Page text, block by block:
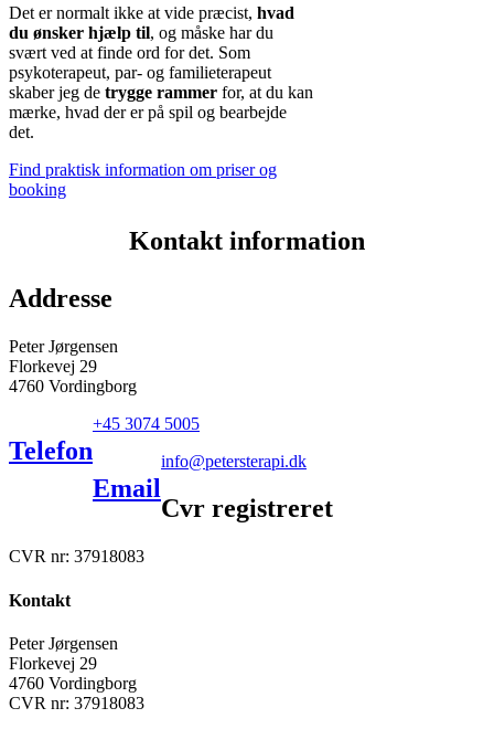
Det er normalt ikke at vide præcist, hvad
du ønsker hjælp til, og måske har du
svært ved at finde ord for det. Som
psykoterapeut, par- og familieterapeut
skaber jeg de trygge rammer for, at du kan
mærke, hvad der er på spil og bearbejde
det.
Find praktisk information om priser og
booking
Kontakt information
Addresse
Peter Jørgensen
Florkevej 29
4760 Vordingborg
Telefon
+45 3074 5005
Email
info@petersterapi.dk
Cvr registreret
CVR nr: 37918083
Kontakt
Peter Jørgensen
Florkevej 29
4760 Vordingborg
CVR nr: 37918083